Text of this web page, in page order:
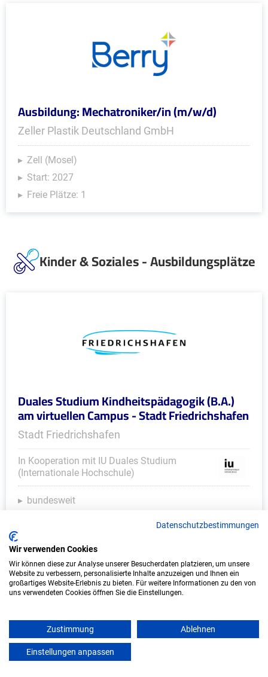
Ausbildung: Mechatroniker/in (m/w/d)
Zeller Plastik Deutschland GmbH
Zell (Mosel)
Start: 2027
Freie Plätze: 1
Kinder & Soziales - Ausbildungsplätze
Duales Studium Kindheitspädagogik (B.A.)
am virtuellen Campus - Stadt Friedrichshafen
Stadt Friedrichshafen
In Kooperation mit IU Duales Studium
(Internationale Hochschule)
bundesweit
Datenschutzbestimmungen
Wir verwenden Cookies
Wir können diese zur Analyse unserer Besucherdaten platzieren, um unsere
Website zu verbessern, personalisierte Inhalte anzuzeigen und Ihnen ein
großartiges Website-Erlebnis zu bieten. Für weitere Informationen zu den von
uns verwendeten Cookies öffnen Sie die Einstellungen.
Zustimmung Ablehnen
Einstellungen anpassen